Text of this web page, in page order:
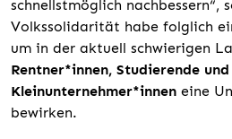
schnellstmöglich nachbessern“,
Volkssolidarität habe folglich
um in der aktuell schwierigen
Rentner*innen, Studierende und
Kleinunternehmer*innen eine
bewirken.